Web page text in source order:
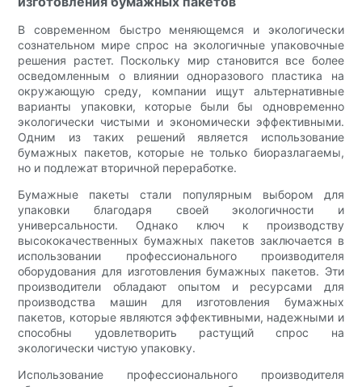
В современном быстро меняющемся и экологически
сознательном мире спрос на экологичные упаковочные
решения растет. Поскольку мир становится все более
осведомленным о влиянии одноразового пластика на
окружающую среду, компании ищут альтернативные
варианты упаковки, которые были бы одновременно
экологически чистыми и экономически эффективными.
Одним из таких решений является использование
бумажных пакетов, которые не только биоразлагаемы,
но и подлежат вторичной переработке.
Бумажные пакеты стали популярным выбором для
упаковки благодаря своей экологичности и
универсальности. Однако ключ к производству
высококачественных бумажных пакетов заключается в
использовании профессионального производителя
оборудования для изготовления бумажных пакетов. Эти
производители обладают опытом и ресурсами для
производства машин для изготовления бумажных
пакетов, которые являются эффективными, надежными и
способны удовлетворить растущий спрос на
экологически чистую упаковку.
Использование профессионального производителя